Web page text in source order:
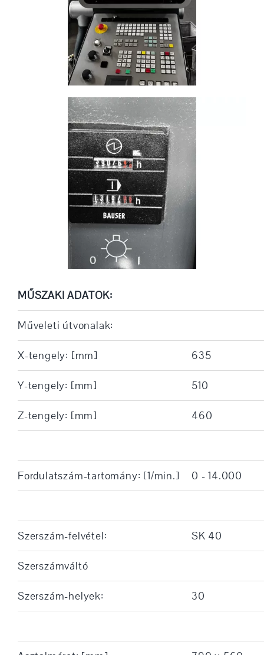
MŰSZAKI ADATOK:
Műveleti útvonalak:
X-tengely: [mm] 635
Y-tengely: [mm] 510
Z-tengely: [mm] 460
Fordulatszám-tartomány: [1/min.] 0 - 14.000
Szerszám-felvétel: SK 40
Szerszámváltó
Szerszám-helyek: 30